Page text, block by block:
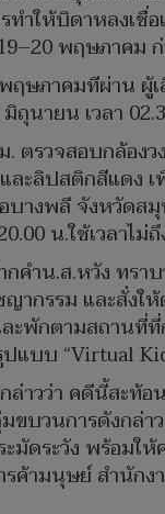
ำให้บิดาหลงเชื่
พฤษภาคม
ษภาคมทีผ่าน ผู้เ
ถุนายน เวลา
ตรวจสอบกล้อง
ะลิปสติกสีแดง เ
บางพลี จังหวัดส
น.ใช้เวลาไ
คำน.ส.หวัง ทรา
ญากรรม และสั่ง
ะพักตามสถานที่
ปแบบ “Virtual
าวว่า คดีนี้สะท้อ
ขบวนการดังกล่
มัดระวัง พร้อมใ
ค้ามนุษย์ สำนักง